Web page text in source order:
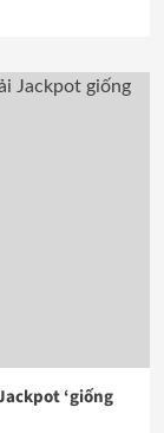
‘giống